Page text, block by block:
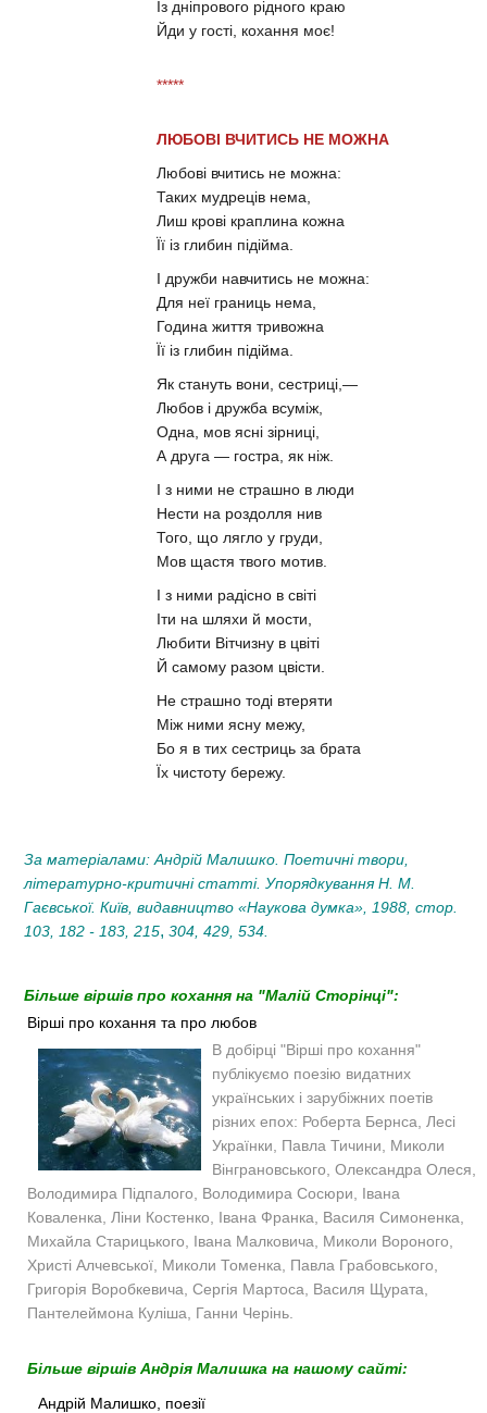
Із дніпрового рідного краю
Йди у гості, кохання моє!
*****
ЛЮБОВІ ВЧИТИСЬ НЕ МОЖНА
Любові вчитись не можна:
Таких мудреців нема,
Лиш крові краплина кожна
Її із глибин підійма.
І дружби навчитись не можна:
Для неї границь нема,
Година життя тривожна
Її із глибин підійма.
Як стануть вони, сестриці,—
Любов і дружба всуміж,
Одна, мов ясні зірниці,
А друга — гостра, як ніж.
І з ними не страшно в люди
Нести на роздолля нив
Того, що лягло у груди,
Мов щастя твого мотив.
І з ними радісно в світі
Іти на шляхи й мости,
Любити Вітчизну в цвіті
Й самому разом цвісти.
Не страшно тоді втеряти
Між ними ясну межу,
Бо я в тих сестриць за брата
Їх чистоту бережу.
За матеріалами: Андрій Малишко. Поетичні твори,
літературно-критичні статті. Упорядкування Н. М.
Гаєвської. Київ, видавництво «Наукова думка», 1988, стор.
103,
182 - 183, 215, 304, 429, 534.
Більше віршів про кохання на "Малій Сторінці":
Вірші про кохання та про любов
В добірці "Вірші про кохання"
публікуємо поезію видатних
українських і зарубіжних поетів
різних епох: Роберта Бернса, Лесі
Українки, Павла Тичини, Миколи
Вінграновського, Олександра Олеся,
Володимира Підпалого, Володимира Сосюри, Івана
Коваленка, Ліни Костенко, Івана Франка, Василя Симоненка,
Михайла Старицького, Івана Малковича, Миколи Вороного,
Христі Алчевської, Миколи Томенка, Павла Грабовського,
Григорія Воробкевича, Сергія Мартоса, Василя Щурата,
Пантелеймона Куліша, Ганни Черінь.
Більше віршів Андрія Малишка на нашому сайті:
Андрій Малишко, поезії